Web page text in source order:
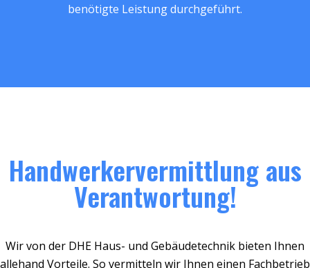
benötigte Leistung durchgeführt.
Handwerkervermittlung aus
Verantwortung!
Wir von der DHE Haus- und Gebäudetechnik bieten Ihnen
allehand Vorteile. So vermitteln wir Ihnen einen Fachbetrieb